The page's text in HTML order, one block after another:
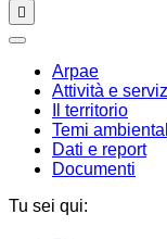
Toggle
navigation
chiudi
Arpae
Attività e
Il territorio
Temi
Dati e report
Documenti
Tu sei qui: